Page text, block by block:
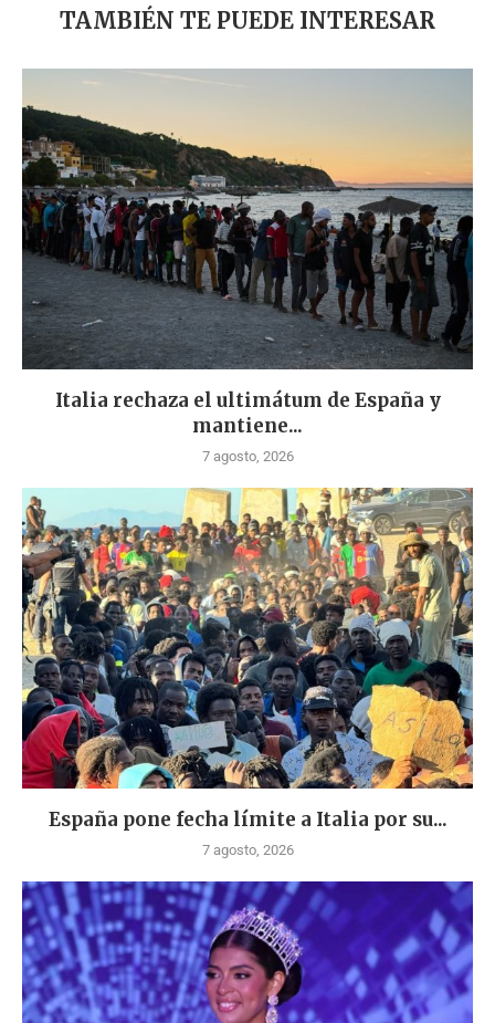
TAMBIÉN TE PUEDE INTERESAR
Italia rechaza el ultimátum de España y
mantiene...
7 agosto, 2026
España pone fecha límite a Italia por su...
7 agosto, 2026